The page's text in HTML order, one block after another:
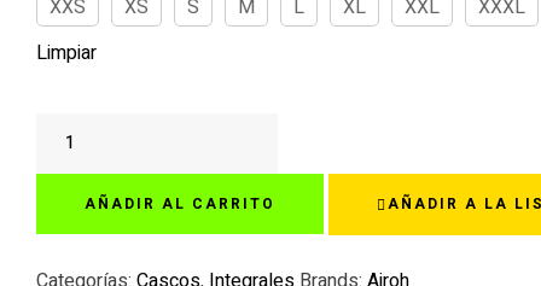
XXS XS S M L XL XXL
XXXL
Limpiar
AIROH
SPARK
NARANJA
cantidad
AÑADIR AL CARRITO AÑADIR A LA